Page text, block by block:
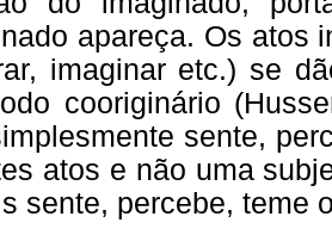
apareça. Os atos
imaginar etc.) se
cooriginário
sente,
atos e não uma
sente, percebe, teme